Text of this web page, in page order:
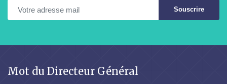
Souscrire
Mot du Directeur Général